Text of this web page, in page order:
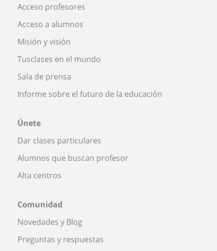
Acceso profesores
Acceso a alumnos
Misión y visión
Tusclases en el mundo
Sala de prensa
Informe sobre el futuro de la educación
Únete
Dar clases particulares
Alumnos que buscan profesor
Alta centros
Comunidad
Novedades y Blog
Preguntas y respuestas